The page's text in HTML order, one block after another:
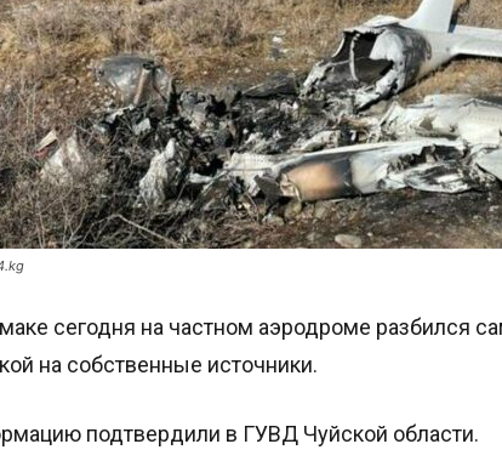
сегодня на частном аэродроме разбился
на собственные источники.
подтвердили в ГУВД Чуйской области.